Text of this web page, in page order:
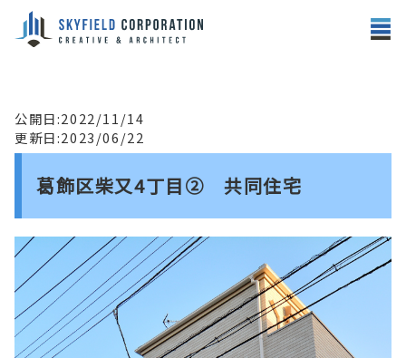
公開日:2022/11/14
更新日:2023/06/22
葛飾区柴又4丁目② 共同住宅